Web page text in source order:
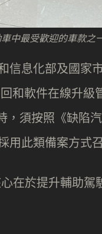
中最受歡迎的車款之
信息化部及國家
和軟件在線升級
須按照《缺陷
此類備案方式
在於提升輔助